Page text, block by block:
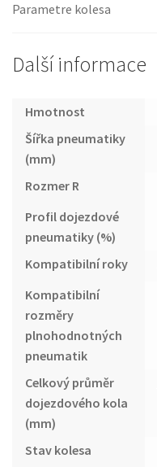
Parametre kolesa
Další informace
Hmotnost
Šířka pneumatiky
(mm)
Rozmer R
Profil dojezdové
pneumatiky (%)
Kompatibilní roky
Kompatibilní
rozměry
plnohodnotných
pneumatik
Celkový průměr
dojezdového kola
(mm)
Stav kolesa